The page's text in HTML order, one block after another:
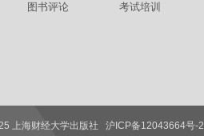
图书评论
考试培训
上海财经大学出版社 沪ICP备12043664号-2